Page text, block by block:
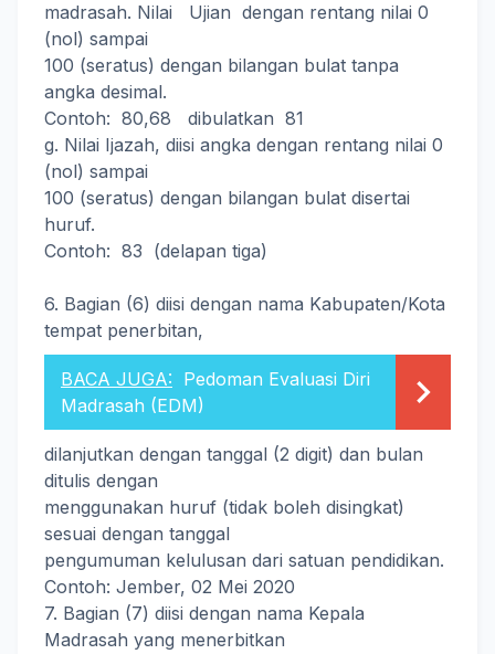
madrasah. Nilai Ujian dengan rentang nilai 0
(nol) sampai
100 (seratus) dengan bilangan bulat tanpa
angka desimal.
Contoh: 80,68 dibulatkan 81
g. Nilai Ijazah, diisi angka dengan rentang nilai 0
(nol) sampai
100 (seratus) dengan bilangan bulat disertai
huruf.
Contoh: 83 (delapan tiga)
6. Bagian (6) diisi dengan nama Kabupaten/Kota
tempat penerbitan,
BACA JUGA: Pedoman Evaluasi Diri
Madrasah (EDM)
dilanjutkan dengan tanggal (2 digit) dan bulan
ditulis dengan
menggunakan huruf (tidak boleh disingkat)
sesuai dengan tanggal
pengumuman kelulusan dari satuan pendidikan.
Contoh: Jember, 02 Mei 2020
7. Bagian (7) diisi dengan nama Kepala
Madrasah yang menerbitkan